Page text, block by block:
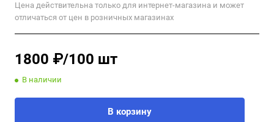
Цена действительна только для интернет-магазина и может
отличаться от цен в розничных магазинах
1800 ₽/100 шт
В наличии
В корзину